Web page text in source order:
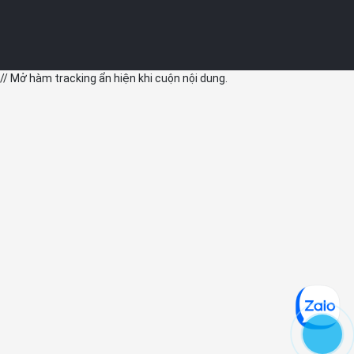
- Theo dõi giấc ngủ: Đo lường, phân tích các giai đoạn giấc ngủ
- Theo dõi chu kỳ kinh nguyệt: Apple Watch Series 9 sử dụng dữ
liệu từ cảm biến tiên tiến theo đổi nhiệt độ trong khi ngủ, từ đó
// Mở hàm tracking ẩn hiện khi cuộn nội dung.